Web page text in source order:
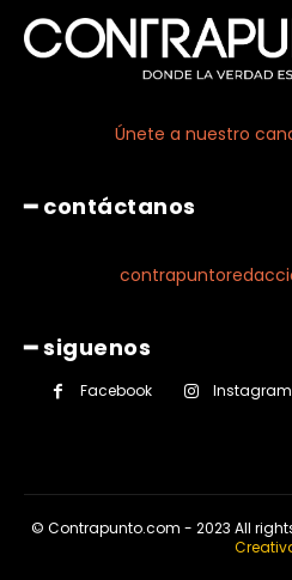
Únete a nuestro
━ contáctanos
━ siguenos
Facebook Instagram
© Contrapunto.com - 2023 All